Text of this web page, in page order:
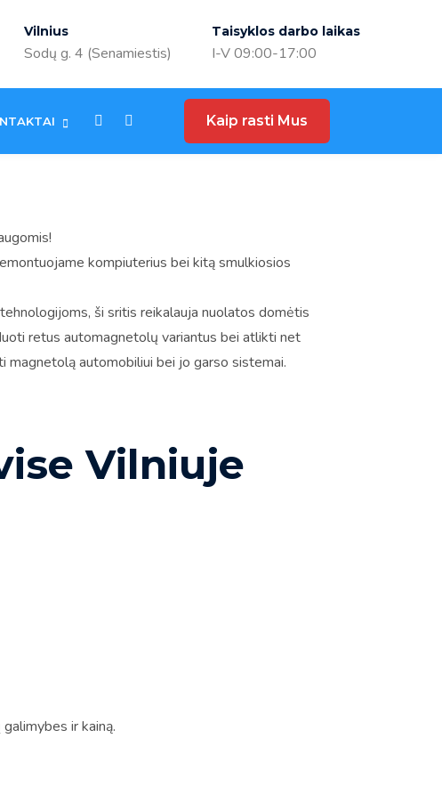
Vilnius
Sodų g. 4 (Senamiestis)
Taisyklos darbo laikas
I-V 09:00-17:00
Kaip rasti Mus
kompiuterius bei kitą smulkiosios
ši sritis reikalauja nuolatos domėtis
retus automagnetolų variantus bei atlikti net
magnetolą automobiliui bei jo garso sistemai.
Vilniuje
ir kainą.